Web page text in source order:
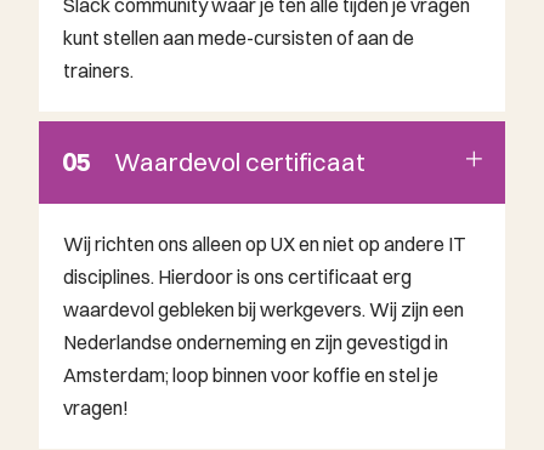
Slack community waar je ten alle tijden je vragen
kunt stellen aan mede-cursisten of aan de
trainers.
05 Waardevol certificaat
Wij richten ons alleen op UX en niet op andere IT
disciplines. Hierdoor is ons certificaat erg
waardevol gebleken bij werkgevers. Wij zijn een
Nederlandse onderneming en zijn gevestigd in
Amsterdam; loop binnen voor koffie en stel je
vragen!